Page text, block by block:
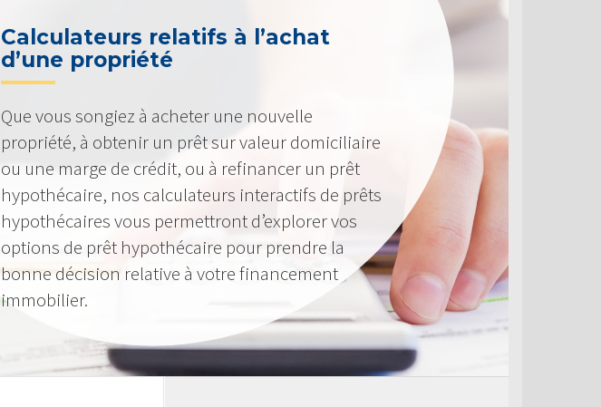
Calculateurs relatifs à l’achat
d’une propriété
Que vous songiez à acheter une nouvelle
propriété, à obtenir un prêt sur valeur domiciliaire
ou une marge de crédit, ou à refinancer un prêt
hypothécaire, nos calculateurs interactifs de prêts
hypothécaires vous permettront d’explorer vos
options de prêt hypothécaire pour prendre la
bonne décision relative à votre financement
immobilier.